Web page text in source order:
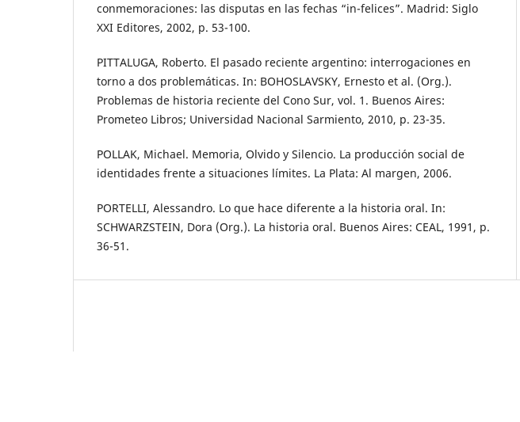
conmemoraciones: las disputas en las fechas “in-felices”. Madrid: Siglo
XXI Editores, 2002, p. 53-100.
PITTALUGA, Roberto. El pasado reciente argentino: interrogaciones en
torno a dos problemáticas. In: BOHOSLAVSKY, Ernesto et al. (Org.).
Problemas de historia reciente del Cono Sur, vol. 1. Buenos Aires:
Prometeo Libros; Universidad Nacional Sarmiento, 2010, p. 23-35.
POLLAK, Michael. Memoria, Olvido y Silencio. La producción social de
identidades frente a situaciones límites. La Plata: Al margen, 2006.
PORTELLI, Alessandro. Lo que hace diferente a la historia oral. In:
SCHWARZSTEIN, Dora (Org.). La historia oral. Buenos Aires: CEAL, 1991, p.
36-51.